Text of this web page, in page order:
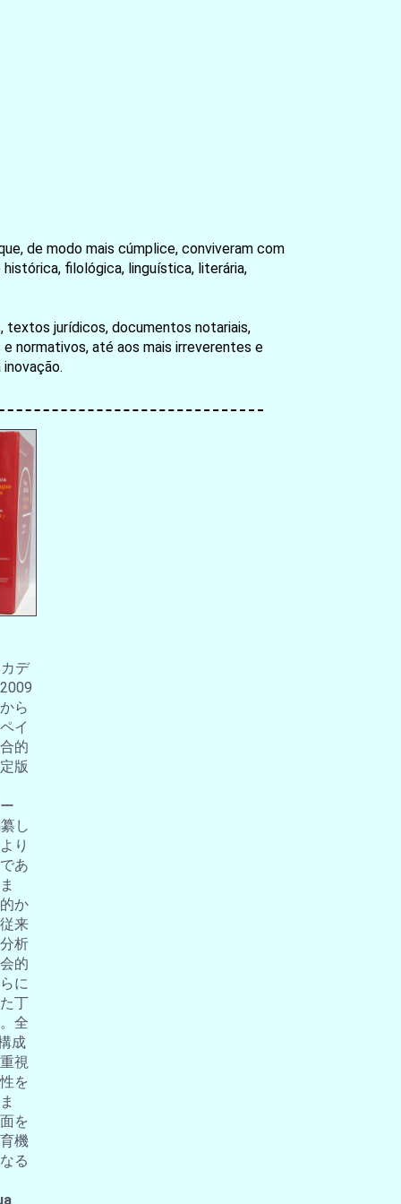
de modo mais cúmplice, conviveram com
filológica, linguística, literária,
jurídicos, documentos notariais,
normativos, até aos mais irreverentes e
デ
ら
イ
的
版
し
り
あ
か
来
析
的
に
丁
全
成
視
を
を
機
る